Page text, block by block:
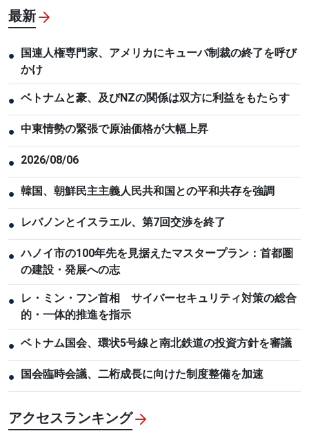
最新
●
国連人権専門家、アメリカにキューバ制裁の終了を呼び
かけ
● ベトナムと豪、及びNZの関係は双方に利益をもたらす
● 中東情勢の緊張で原油価格が大幅上昇
● 2026/08/06
● 韓国、朝鮮民主主義人民共和国との平和共存を強調
● レバノンとイスラエル、第7回交渉を終了
● ハノイ市の100年先を見据えたマスタープラン：首都圏
の建設・発展への志
●
レ・ミン・フン首相 サイバーセキュリティ対策の総合
的・一体的推進を指示
● ベトナム国会、環状5号線と南北鉄道の投資方針を審議
● 国会臨時会議、二桁成長に向けた制度整備を加速
アクセスランキング